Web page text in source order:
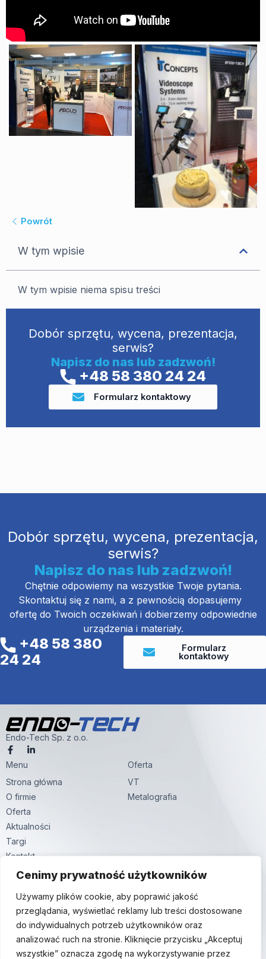
Cenimy prywatność użytkowników
Używamy plików cookie, aby poprawić jakość
przeglądania, wyświetlać reklamy lub treści dostosowane
do indywidualnych potrzeb użytkowników oraz
analizować ruch na stronie. Kliknięcie przycisku „Akceptuj
wszystkie” oznacza zgodę na wykorzystywanie przez
Powrót
W tym wpisie
W tym wpisie niema spisu treści
Dobór sprzętu, wycena, prezentacja,
serwis?
Napisz do nas lub zadzwoń!
+48 58 380 24 24
Formularz kontaktowy
Dobór sprzętu, wycena, prezentacja,
serwis?
Napisz do nas lub zadzwoń!
Chętnie odpowiemy na wszystkie Twoje pytania.
Skontaktuj się z nami, a z pewnością dopasujemy
ofertę do Twoich oczekiwań i dobierzemy odpowiednie
urządzenia i materiały.
+48 58 380
24 24
Formularz
kontaktowy
Endo-Tech Sp. z o.o.
F
a
c
b
o
o
k
-
f
L
i
e
i
i
Menu
Strona główna
O firmie
Oferta
Aktualności
Targi
Kontakt
Oferta
VT
Metalografia
Kontakt
81-061 Gdynia
+48 58 380 24 24
info@endo-tech.pl